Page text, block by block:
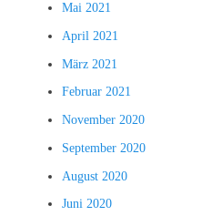
Mai 2021
April 2021
März 2021
Februar 2021
November 2020
September 2020
August 2020
Juni 2020